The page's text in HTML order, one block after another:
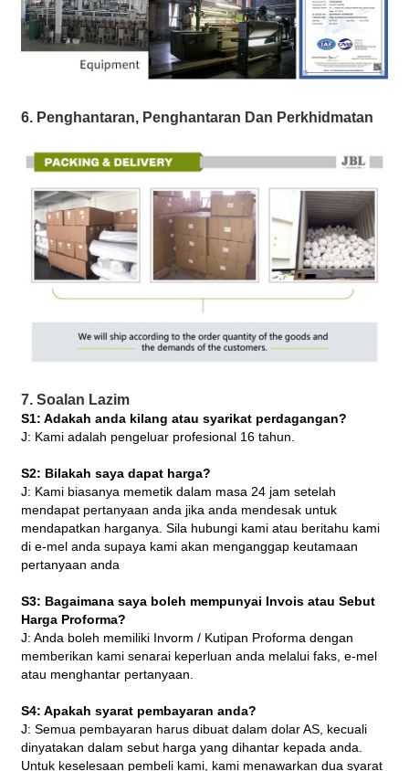
6. Penghantaran, Penghantaran Dan Perkhidmatan
7. Soalan Lazim
S1: Adakah anda kilang atau syarikat perdagangan?
J: Kami adalah pengeluar profesional 16 tahun.
S2: Bilakah saya dapat harga?
J: Kami biasanya memetik dalam masa 24 jam setelah
mendapat pertanyaan anda jika anda mendesak untuk
mendapatkan harganya. Sila hubungi kami atau beritahu kami
di e-mel anda supaya kami akan menganggap keutamaan
pertanyaan anda
S3: Bagaimana saya boleh mempunyai Invois atau Sebut
Harga Proforma?
J: Anda boleh memiliki Invorm / Kutipan Proforma dengan
memberikan kami senarai keperluan anda melalui faks, e-mel
atau menghantar pertanyaan.
S4: Apakah syarat pembayaran anda?
J: Semua pembayaran harus dibuat dalam dolar AS, kecuali
dinyatakan dalam sebut harga yang dihantar kepada anda.
Untuk keselesaan pembeli kami, kami menawarkan dua syarat